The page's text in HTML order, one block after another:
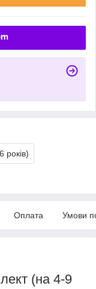
років)
Оплата Умови
(на 4-9